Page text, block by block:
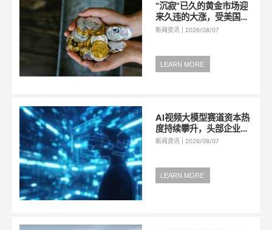
“沉寂”已久的黄金市场迎
来久违的大涨，受美国公
债收益率下滑以及重开霍
高位，创下2月以来最大
单日涨幅。8月5日，现货
新闻资讯 | 2026/08/07
LEARN MORE
AI视频大模型赛道资本热
度持续攀升，头部企业接
连完成大额融资，技术迭
AI、生数科技、爱诗科
技、演语科技四家公司披
新闻资讯 | 2026/08/07
LEARN MORE